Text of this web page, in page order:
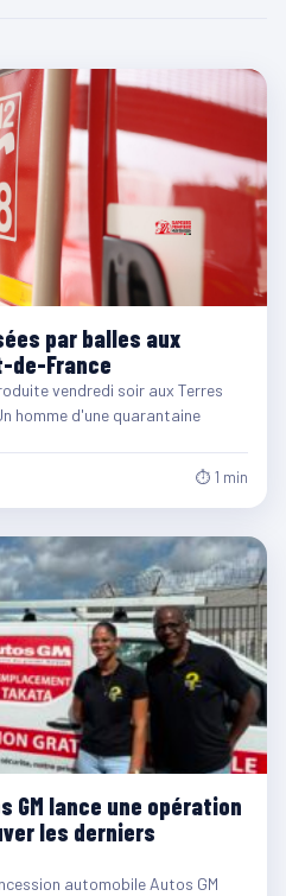
par balles aux
de-France
vendredi soir aux Terres
homme d'une quarantaine
⏱ 1 min
GM lance une opération
les derniers
automobile Autos GM